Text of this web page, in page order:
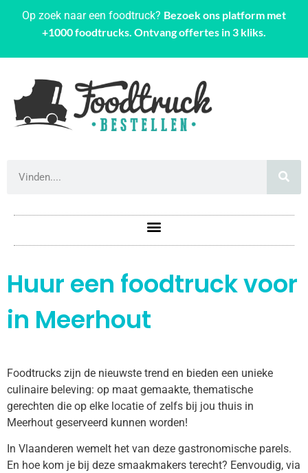
Op zoek naar een foodtruck? Bezoek ons platform met
+1000 foodtrucks. Ontvang offertes in 3 kliks.
Huur een foodtruck voor
in Meerhout
Foodtrucks zijn de nieuwste trend en bieden een unieke
culinaire beleving: op maat gemaakte, thematische
gerechten die op elke locatie of zelfs bij jou thuis in
Meerhout geserveerd kunnen worden!
In Vlaanderen wemelt het van deze gastronomische parels.
En hoe kom je bij deze smaakmakers terecht? Eenvoudig, via